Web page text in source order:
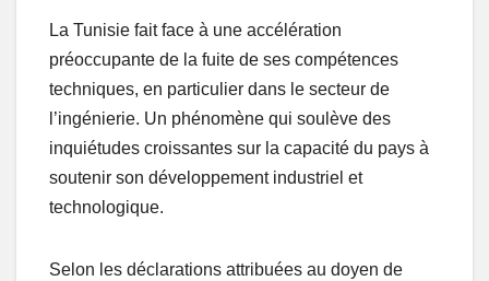
La Tunisie fait face à une accélération
préoccupante de la fuite de ses compétences
techniques, en particulier dans le secteur de
l’ingénierie. Un phénomène qui soulève des
inquiétudes croissantes sur la capacité du pays à
soutenir son développement industriel et
technologique.
Selon les déclarations attribuées au doyen de